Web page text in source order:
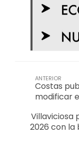
ANTERIOR
Costas
modificar
Villaviciosa
2026 con la